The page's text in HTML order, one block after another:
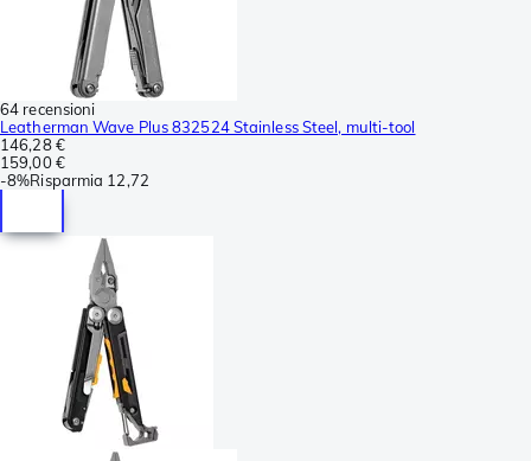
64 recensioni
Leatherman Wave Plus 832524 Stainless Steel, multi-tool
146,28 €
159,00 €
-8%Risparmia 12,72